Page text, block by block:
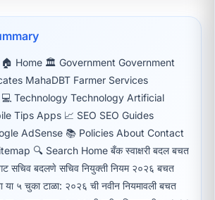
Home 🏛 Government Government
MahaDBT Farmer Services
Technology Technology Artificial
Tips Apps 📈 SEO SEO Guides
AdSense 📚 Policies About Contact
🔍 Search Home बँक स्वाक्षरी बदल बचत
सचिव बदलणे सचिव नियुक्ती नियम २०२६ बचत
या ५ चुका टाळा: २०२६ ची नवीन नियमावली बचत